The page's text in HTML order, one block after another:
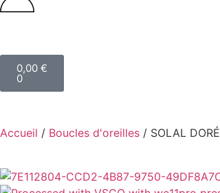
0,00 €
0
Accueil / Boucles d'oreilles / SOLAL DORÉ